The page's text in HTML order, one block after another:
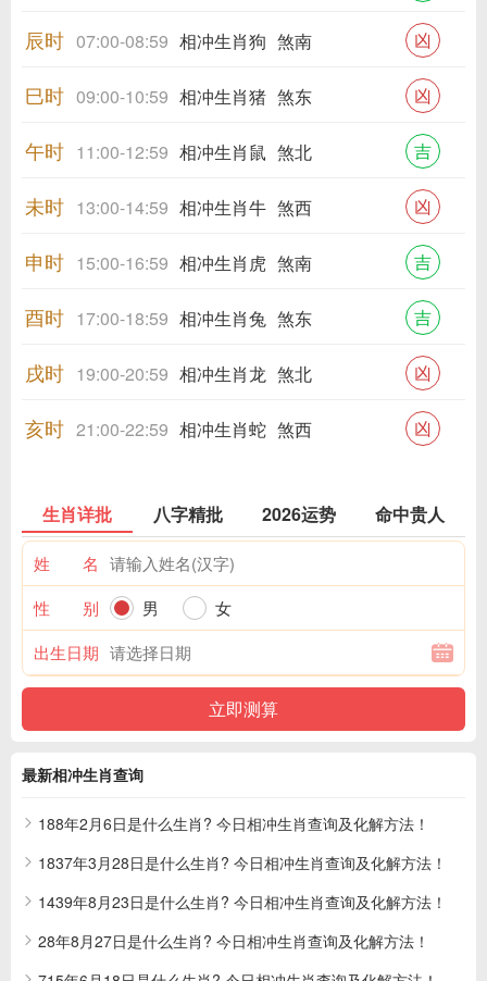
辰时 07:00-08:59 相冲生肖狗 煞南 凶
巳时 09:00-10:59 相冲生肖猪 煞东 凶
午时 11:00-12:59 相冲生肖鼠 煞北 吉
未时 13:00-14:59 相冲生肖牛 煞西 凶
申时 15:00-16:59 相冲生肖虎 煞南 吉
酉时 17:00-18:59 相冲生肖兔 煞东 吉
戌时 19:00-20:59 相冲生肖龙 煞北 凶
亥时 21:00-22:59 相冲生肖蛇 煞西 凶
生肖详批 八字精批 2026运势 命中贵人
姓 名
性 别
男
女
出生日期
最新相冲生肖查询
188年2月6日是什么生肖? 今日相冲生肖查询及化解方法！
1837年3月28日是什么生肖? 今日相冲生肖查询及化解方法！
1439年8月23日是什么生肖? 今日相冲生肖查询及化解方法！
28年8月27日是什么生肖? 今日相冲生肖查询及化解方法！